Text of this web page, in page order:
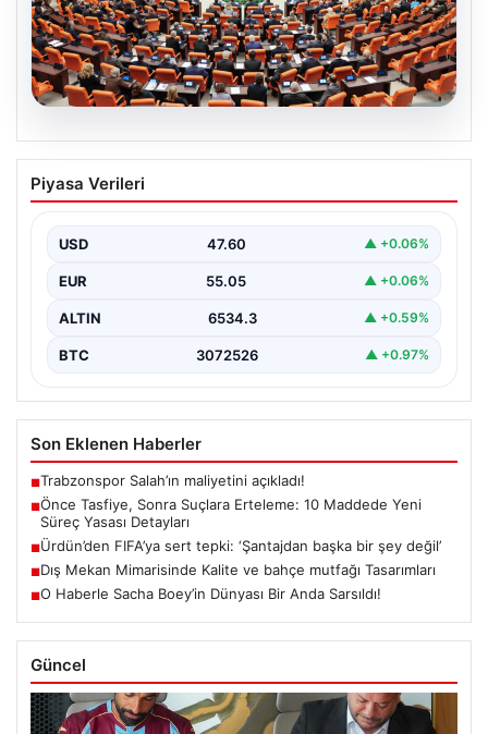
Önce Tasfiye, Sonra Suçlara Erteleme:
10 Maddede Yeni Süreç Yasası
Güvenlik alanındaki önemli gelişmelerden biri olarak,
yasa…
Piyasa Verileri
USD 47.60 ▲ +0.06%
EUR 55.05 ▲ +0.06%
ALTIN 6534.3 ▲ +0.59%
BTC 3072526 ▲ +0.97%
Son Eklenen Haberler
■Trabzonspor Salah’ın maliyetini açıkladı!
■Önce Tasfiye, Sonra Suçlara Erteleme: 10 Maddede Yeni
Süreç Yasası Detayları
■Ürdün’den FIFA’ya sert tepki: ‘Şantajdan başka bir şey değil’
■Dış Mekan Mimarisinde Kalite ve bahçe mutfağı Tasarımları
■O Haberle Sacha Boey’in Dünyası Bir Anda Sarsıldı!
Güncel